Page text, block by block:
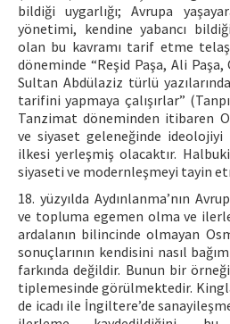
bildiği uygarlığı; Avrupa
yönetimi, kendine yabancı
olan bu kavramı tarif etme
döneminde “Reşid Paşa, Ali Paşa,
Sultan Abdülaziz türlü
tarifini yapmaya çalışırlar”
Tanzimat döneminden itibaren
ve siyaset geleneğinde
ilkesi yerleşmiş olacaktır.
siyaseti ve modernleşmeyi tayin
18. yüzyılda Aydınlanma’nın
ve topluma egemen olma ve
ardalanın bilincinde olmayan
sonuçlarının kendisini nasıl
farkında değildir. Bunun bir örneği
tiplemesinde görülmektedir.
de icadı ile İngiltere’de